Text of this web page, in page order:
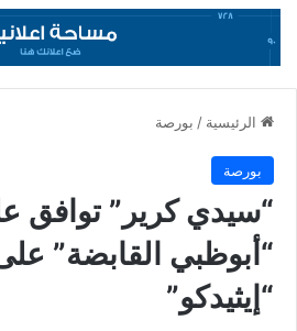
الرئيسية / بورصة
بورصة
“سيدي كرير” توافق
“إيثيدكو”